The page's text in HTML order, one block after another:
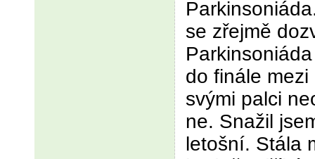
se zřejmě
do finále
svými palci
ne. Snažil
letošní. Stála